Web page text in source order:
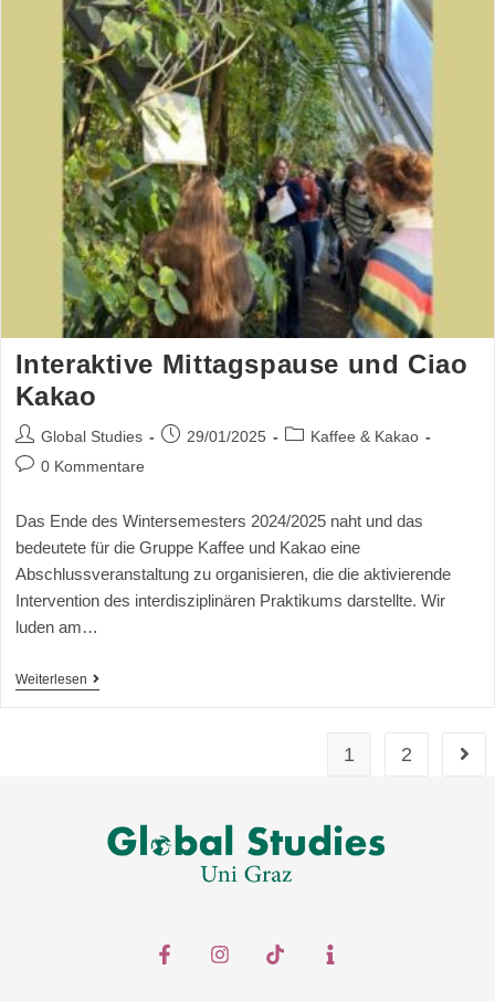
Interaktive Mittagspause und Ciao
Kakao
Global Studies 29/01/2025
Kaffee & Kakao
0 Kommentare
Das Ende des Wintersemesters 2024/2025 naht und das
bedeutete für die Gruppe Kaffee und Kakao eine
Abschlussveranstaltung zu organisieren, die die aktivierende
Intervention des interdisziplinären Praktikums darstellte. Wir
luden am…
Weiterlesen
1 2